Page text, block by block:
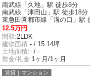
南武線「久地」駅 徒歩8分
南武線「津田山」駅 徒歩18分
東急田園都市線「溝の口」駅
12.5万円
間取:2LDK
建物面積:- / 15.14坪
土地面積:- / -
敷金/礼金:1ヶ月/1ヶ月
賃貸｜マンション